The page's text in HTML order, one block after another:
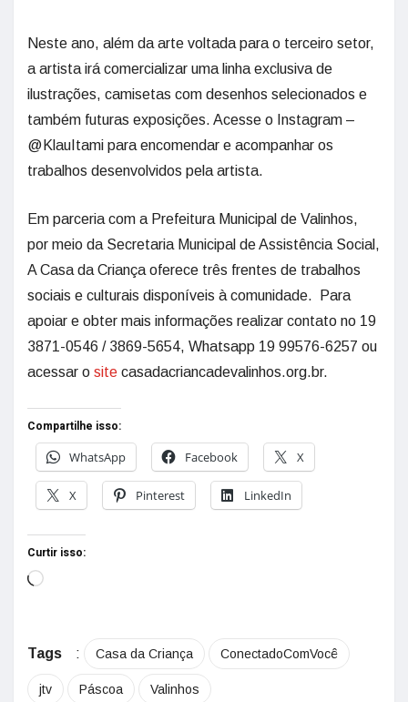
Neste ano, além da arte voltada para o terceiro setor,
a artista irá comercializar uma linha exclusiva de
ilustrações, camisetas com desenhos selecionados e
também futuras exposições. Acesse o Instagram –
@KlauItami para encomendar e acompanhar os
trabalhos desenvolvidos pela artista.
Em parceria com a Prefeitura Municipal de Valinhos,
por meio da Secretaria Municipal de Assistência Social,
A Casa da Criança oferece três frentes de trabalhos
sociais e culturais disponíveis à comunidade. Para
apoiar e obter mais informações realizar contato no 19
3871-0546 / 3869-5654, Whatsapp 19 99576-6257 ou
acessar o site casadacriancadevalinhos.org.br.
Compartilhe isso:
WhatsApp
Facebook X
X Pinterest LinkedIn
Curtir isso:
Tags : Casa da Criança ConectadoComVocê
jtv Páscoa Valinhos